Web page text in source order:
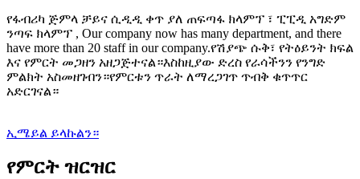
የፋብሪካ ጅምላ ቻይና ሲዲዲ ቀጥ ያለ ጠፍጣፋ ክላምፕ ፣ ፒፒዲ አግድም
ንጣፍ ክላምፕ , Our company now has many department, and there
have more than 20 staff in our company.የሽያጭ ሱቅ፣ የትዕይንት ክፍል
እና የምርት መጋዘን አዘጋጅተናል።እስከዚያው ድረስ የራሳችንን የንግድ
ምልክት አስመዘገብን።የምርቱን ጥራት ለማረጋገጥ ጥብቅ ቁጥጥር
አድርገናል።
ኢሜይል ይላኩልን።
የምርት ዝርዝር